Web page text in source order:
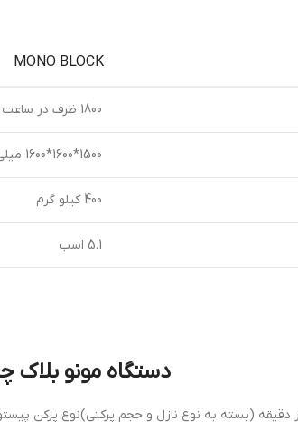
MONO BLOCK
1800 ظرف در ساعت
1500*1600*1600 ميلي متر
400 كيلو گرم
5.1 اسب
دستگاه مونو